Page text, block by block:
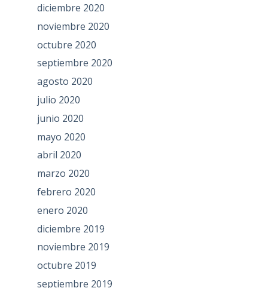
diciembre 2020
noviembre 2020
octubre 2020
septiembre 2020
agosto 2020
julio 2020
junio 2020
mayo 2020
abril 2020
marzo 2020
febrero 2020
enero 2020
diciembre 2019
noviembre 2019
octubre 2019
septiembre 2019